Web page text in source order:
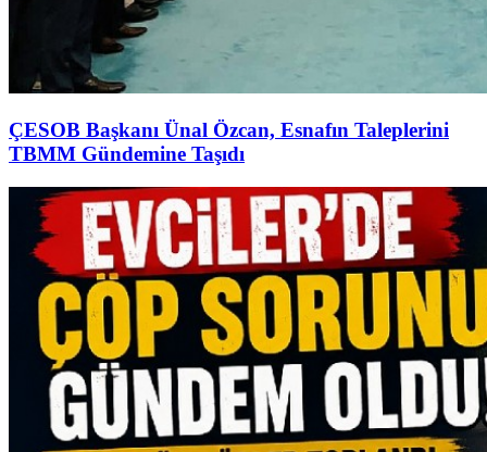
ÇESOB Başkanı Ünal Özcan, Esnafın Taleplerini
TBMM Gündemine Taşıdı